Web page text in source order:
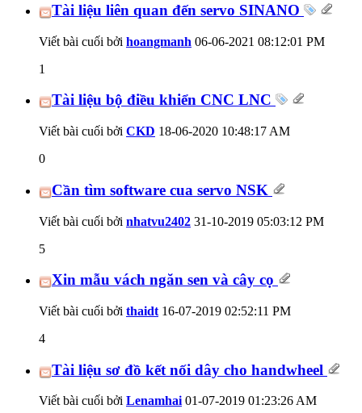
Tài liệu liên quan đến servo SINANO
Viết bài cuối bởi hoangmanh 06-06-2021 08:12:01 PM
1
Tài liệu bộ điều khiển CNC LNC
Viết bài cuối bởi CKD 18-06-2020 10:48:17 AM
0
Cần tìm software cua servo NSK
Viết bài cuối bởi nhatvu2402 31-10-2019 05:03:12 PM
5
Xin mẫu vách ngăn sen và cây cọ
Viết bài cuối bởi thaidt 16-07-2019 02:52:11 PM
4
Tài liệu sơ đồ kết nối dây cho handwheel
Viết bài cuối bởi Lenamhai01-07-2019 01:23:26 AM